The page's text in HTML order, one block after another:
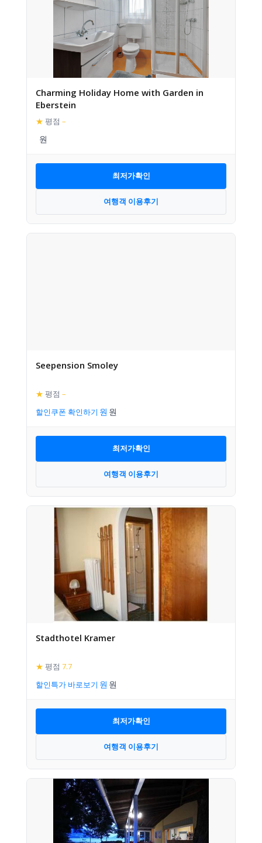
Charming Holiday Home with Garden in
Eberstein
★ 평점 –
최저가확인
여행객 이용후기
Seepension Smoley
★ 평점 –
할인쿠폰 확인하기
최저가확인
여행객 이용후기
Stadthotel Kramer
★ 평점 7.7
할인특가 바로보기
최저가확인
여행객 이용후기